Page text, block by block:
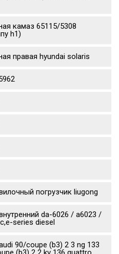
камаз 65115/5308
h1)
правая hyundai solaris
погрузчик liugong
da-6026 / a6023 /
series diesel
90/coupe (b3) 2 3 ng 133